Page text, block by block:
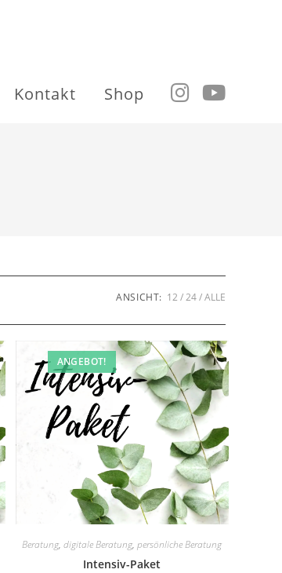
Kontakt Shop
ANSICHT: 12 24 ALLE
ANGEBOT!
Beratung,digitale Beratung,persönliche Beratung
Intensiv-Paket